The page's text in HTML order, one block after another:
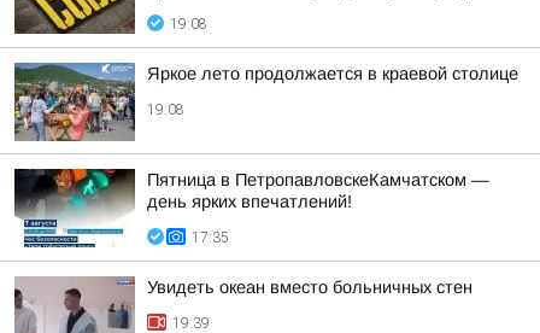
19:08
Яркое лето продолжается в краевой столице
19:08
Пятница в ПетропавловскеКамчатском —
день ярких впечатлений!
17:35
Увидеть океан вместо больничных стен
19:39